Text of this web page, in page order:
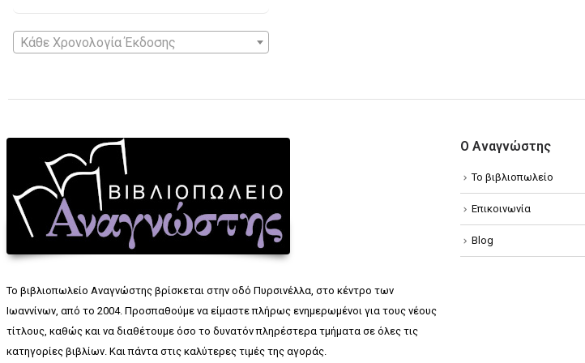
Κάθε Χρονολογία Έκδοσης
Το βιβλιοπωλείο Αναγνώστης βρίσκεται στην οδό Πυρσινέλλα, στο κέντρο των
Ιωαννίνων, από το 2004. Προσπαθούμε να είμαστε πλήρως ενημερωμένοι για τους νέους
τίτλους, καθώς και να διαθέτουμε όσο το δυνατόν πληρέστερα τμήματα σε όλες τις
κατηγορίες βιβλίων. Και πάντα στις καλύτερες τιμές της αγοράς.
Ο Αναγνώστης
Το βιβλιοπωλείο
Επικοινωνία
Blog